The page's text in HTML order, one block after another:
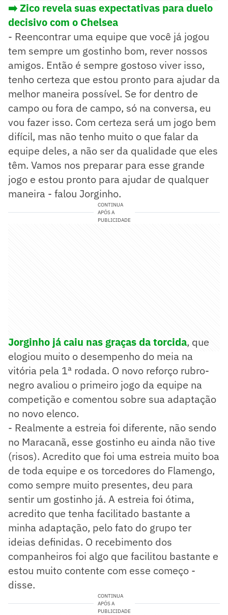
➡️ Zico revela suas expectativas para duelo
decisivo com o Chelsea
- Reencontrar uma equipe que você já jogou
tem sempre um gostinho bom, rever nossos
amigos. Então é sempre gostoso viver isso,
tenho certeza que estou pronto para ajudar da
melhor maneira possível. Se for dentro de
campo ou fora de campo, só na conversa, eu
vou fazer isso. Com certeza será um jogo bem
difícil, mas não tenho muito o que falar da
equipe deles, a não ser da qualidade que eles
têm. Vamos nos preparar para esse grande
jogo e estou pronto para ajudar de qualquer
maneira - falou Jorginho.
CONTINUA
APÓS A
PUBLICIDADE
Jorginho já caiu nas graças da torcida, que
elogiou muito o desempenho do meia na
vitória pela 1ª rodada. O novo reforço rubro-
negro avaliou o primeiro jogo da equipe na
competição e comentou sobre sua adaptação
no novo elenco.
- Realmente a estreia foi diferente, não sendo
no Maracanã, esse gostinho eu ainda não tive
(risos). Acredito que foi uma estreia muito boa
de toda equipe e os torcedores do Flamengo,
como sempre muito presentes, deu para
sentir um gostinho já. A estreia foi ótima,
acredito que tenha facilitado bastante a
minha adaptação, pelo fato do grupo ter
ideias definidas. O recebimento dos
companheiros foi algo que facilitou bastante e
estou muito contente com esse começo -
disse.
CONTINUA
APÓS A
PUBLICIDADE